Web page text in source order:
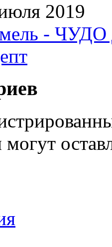
2019
- ЧУДО
могут